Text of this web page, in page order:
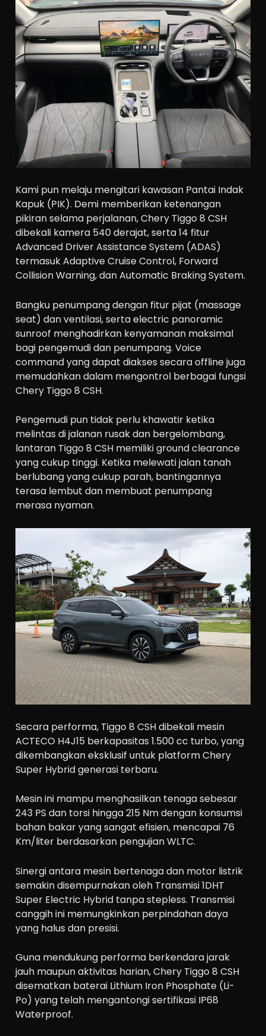
Kami pun melaju mengitari kawasan Pantai Indak
Kapuk (PIK). Demi memberikan ketenangan
pikiran selama perjalanan, Chery Tiggo 8 CSH
dibekali kamera 540 derajat, serta 14 fitur
Advanced Driver Assistance System (ADAS)
termasuk Adaptive Cruise Control, Forward
Collision Warning, dan Automatic Braking System.
Bangku penumpang dengan fitur pijat (massage
seat) dan ventilasi, serta electric panoramic
sunroof menghadirkan kenyamanan maksimal
bagi pengemudi dan penumpang. Voice
command yang dapat diakses secara offline juga
memudahkan dalam mengontrol berbagai fungsi
Chery Tiggo 8 CSH.
Pengemudi pun tidak perlu khawatir ketika
melintas di jalanan rusak dan bergelombang,
lantaran Tiggo 8 CSH memiliki ground clearance
yang cukup tinggi. Ketika melewati jalan tanah
berlubang yang cukup parah, bantingannya
terasa lembut dan membuat penumpang
merasa nyaman.
Secara performa, Tiggo 8 CSH dibekali mesin
ACTECO H4J15 berkapasitas 1.500 cc turbo, yang
dikembangkan eksklusif untuk platform Chery
Super Hybrid generasi terbaru.
Mesin ini mampu menghasilkan tenaga sebesar
243 PS dan torsi hingga 215 Nm dengan konsumsi
bahan bakar yang sangat efisien, mencapai 76
Km/liter berdasarkan pengujian WLTC.
Sinergi antara mesin bertenaga dan motor listrik
semakin disempurnakan oleh Transmisi 1DHT
Super Electric Hybrid tanpa stepless. Transmisi
canggih ini memungkinkan perpindahan daya
yang halus dan presisi.
Guna mendukung performa berkendara jarak
jauh maupun aktivitas harian, Chery Tiggo 8 CSH
disematkan baterai Lithium Iron Phosphate (Li-
Po) yang telah mengantongi sertifikasi IP68
Waterproof.